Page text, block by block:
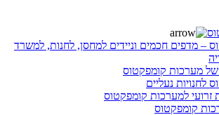
– מדפים חכמים וניידים למחסן, לחנות, למשרד
של מערכות קומפקטוס
לחנויות נעליים
זרועי למערכות קומפקטוס
קומפקטוס